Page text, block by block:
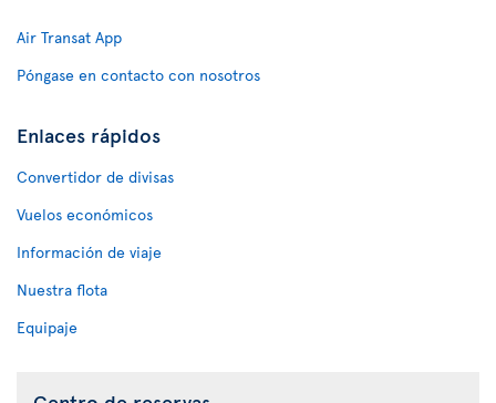
Air Transat App
Póngase en contacto con nosotros
Enlaces rápidos
Convertidor de divisas
Vuelos económicos
Información de viaje
Nuestra flota
Equipaje